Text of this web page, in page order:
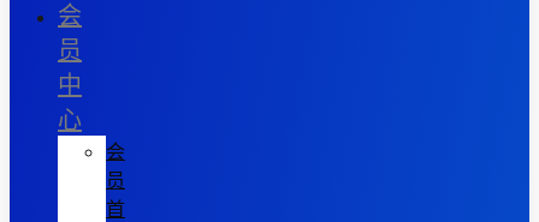
会
员
中
心
会
员
首